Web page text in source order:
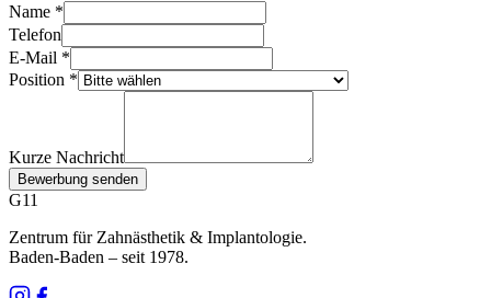
Name *
Telefon
E-Mail *
Position *
Kurze Nachricht
Bewerbung senden
G11
Zentrum für Zahnästhetik & Implantologie.
Baden-Baden – seit 1978.